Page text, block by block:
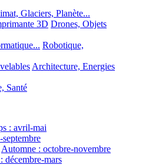
Glaciers, Planète...
3D Drones, Objets
Robotique,
Architecture, Energies
Santé
: avril-mai
Automne : octobre-novembre
décembre-mars